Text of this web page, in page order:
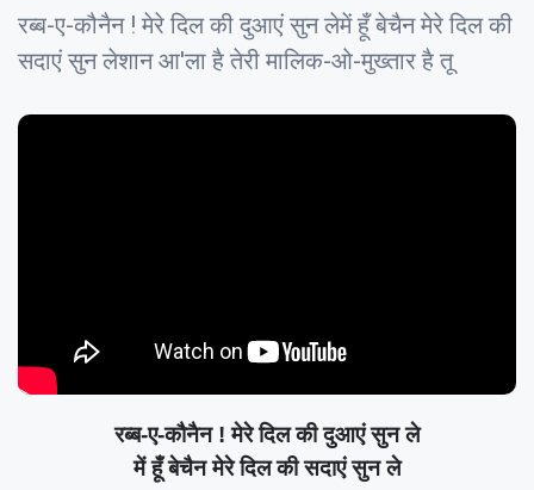
रब्ब-ए-कौनैन ! मेरे दिल की दुआएं सुन लेमें हूँ बेचैन मेरे दिल की
सदाएं सुन लेशान आ'ला है तेरी मालिक-ओ-मुख्तार है तू
रब्ब-ए-कौनैन ! मेरे दिल की दुआएं सुन ले
में हूँ बेचैन मेरे दिल की सदाएं सुन ले